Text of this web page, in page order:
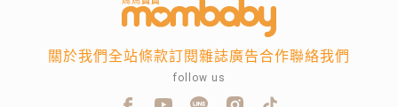
關於我們全站條款訂閱雜誌廣告合作聯絡我們
follow us